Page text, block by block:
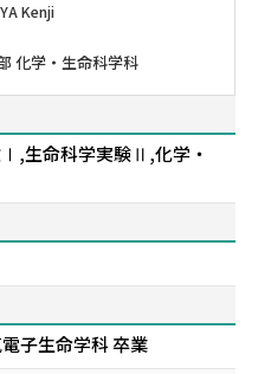
Kenji
化学・生命科学科
生命科学実験Ⅱ,化学・
子生命学科 卒業